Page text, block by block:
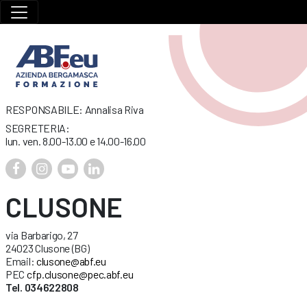
RESPONSABILE: Annalisa Riva
SEGRETERIA:
lun. ven. 8.00-13.00 e 14.00-16.00
CLUSONE
via Barbarigo, 27
24023 Clusone (BG)
Email: clusone@abf.eu
PEC cfp.clusone@pec.abf.eu
Tel. 034622808